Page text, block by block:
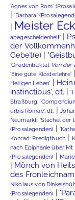
'Agnes von Rom'
|'Barbara'
| Meister
abegescheidenheit'|
der
Gebet(e) |
'Gnadentraktat Von der
'Eine gute Klosterlehre'|
Heiligen Leben' |
instinctibus', dt. |
Straßburg:
urbis Romae', dt.|
Neumarkt: 'Stachel der
(Prosalegenden) |
Konrad: Predigtbuch |
nach Epiphanie über Mt
(Prosalegenden) |
| Mönch von
des
Nikolaus von
(Prosalegenden) |